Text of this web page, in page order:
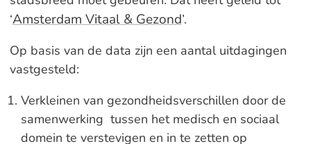
‘Amsterdam Vitaal & Gezond’.
Op basis van de data zijn een aantal uitdagingen
vastgesteld:
Verkleinen van gezondheidsverschillen door de
samenwerking tussen het medisch en sociaal
domein te verstevigen en in te zetten op